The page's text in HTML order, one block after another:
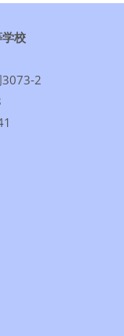
校
3073-2